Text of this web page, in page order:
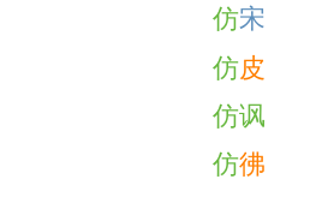
仿宋
仿皮
仿讽
仿彿